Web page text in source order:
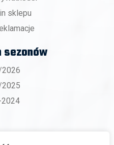
sklepu
sezonów